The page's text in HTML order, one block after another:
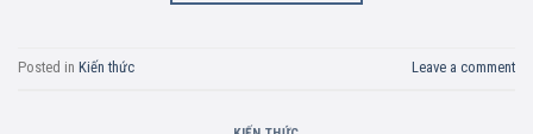
Posted in Kiến thức Leave a comment